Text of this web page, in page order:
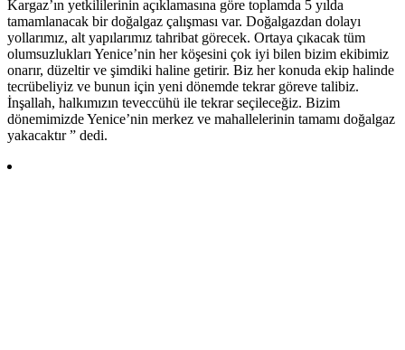
Kargaz’ın yetkililerinin açıklamasına göre toplamda 5 yılda
tamamlanacak bir doğalgaz çalışması var. Doğalgazdan dolayı
yollarımız, alt yapılarımız tahribat görecek. Ortaya çıkacak tüm
olumsuzlukları Yenice’nin her köşesini çok iyi bilen bizim ekibimiz
onarır, düzeltir ve şimdiki haline getirir. Biz her konuda ekip halinde
tecrübeliyiz ve bunun için yeni dönemde tekrar göreve talibiz.
İnşallah, halkımızın teveccühü ile tekrar seçileceğiz. Bizim
dönemimizde Yenice’nin merkez ve mahallelerinin tamamı doğalgaz
yakacaktır ” dedi.